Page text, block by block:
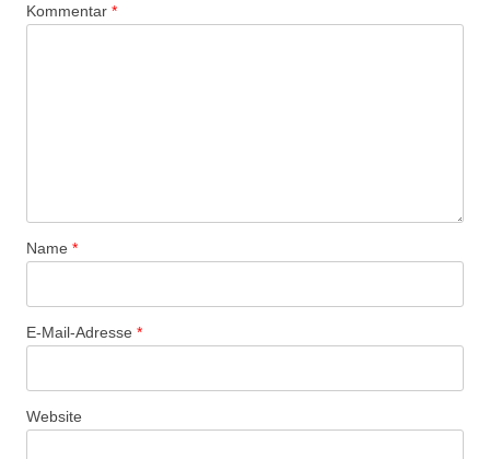
Kommentar *
Name *
E-Mail-Adresse *
Website